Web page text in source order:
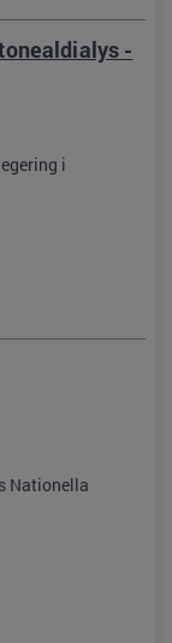
-
i
Nationella